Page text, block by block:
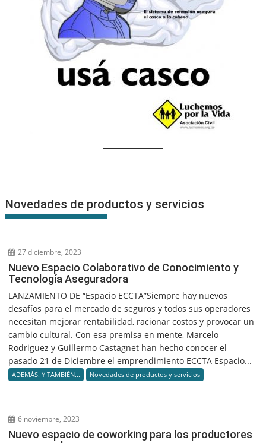
Novedades de productos y servicios
27 diciembre, 2023
Nuevo Espacio Colaborativo de Conocimiento y
Tecnología Aseguradora
LANZAMIENTO DE “Espacio ECCTA”Siempre hay nuevos
desafíos para el mercado de seguros y todos sus operadores
necesitan mejorar rentabilidad, racionar costos y provocar un
cambio cultural. Con esa premisa en mente, Marcelo
Rodriguez y Guillermo Castagnet han hecho conocer el
pasado 21 de Diciembre el emprendimiento ECCTA Espacio...
ADEMÁS. Y TAMBIÉN... Novedades de productos y servicios
6 noviembre, 2023
Nuevo espacio de coworking para los productores